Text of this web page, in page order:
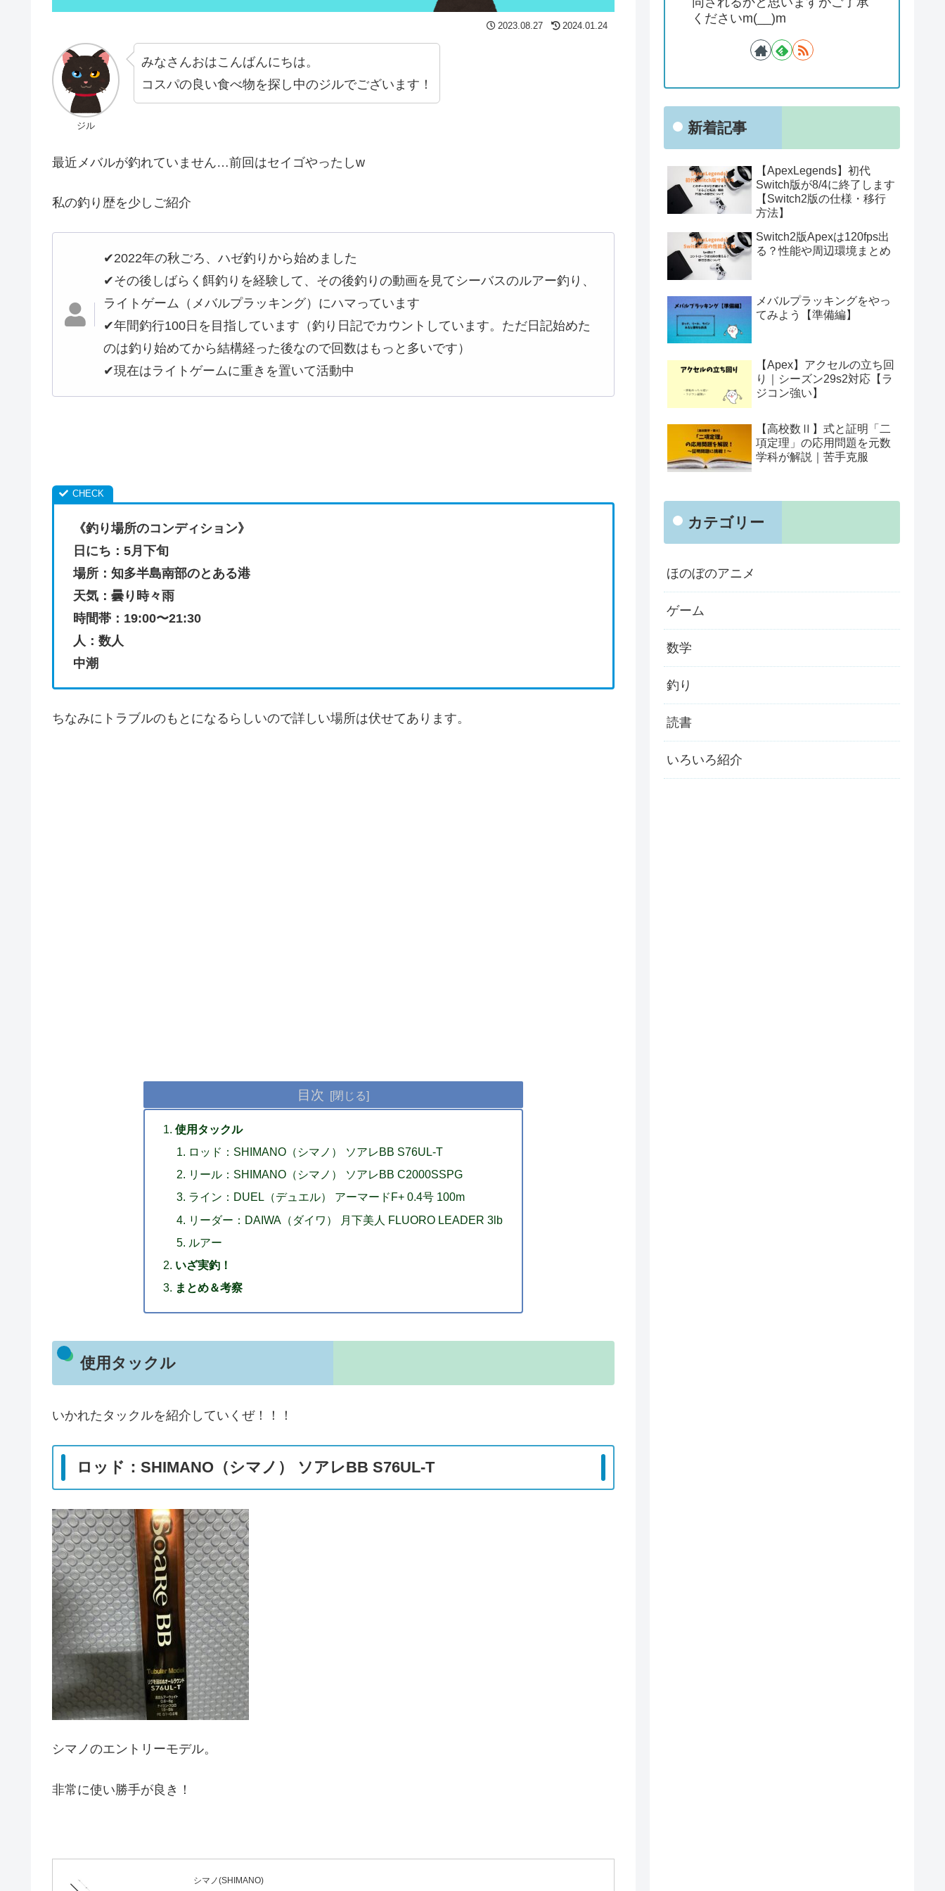
2023.08.27 2024.01.24
ジル
みなさんおはこんばんにちは。
コスパの良い食べ物を探し中のジルでございます！
最近メバルが釣れていません…前回はセイゴやったしw
私の釣り歴を少しご紹介
✔︎2022年の秋ごろ、ハゼ釣りから始めました
✔︎その後しばらく餌釣りを経験して、その後釣りの動画を見てシーバスのルアー釣り、
ライトゲーム（メバルプラッキング）にハマっています
✔︎年間釣行100日を目指しています（釣り日記でカウントしています。ただ日記始めた
のは釣り始めてから結構経った後なので回数はもっと多いです）
✔︎現在はライトゲームに重きを置いて活動中
《釣り場所のコンディション》
日にち：5月下旬
場所：知多半島南部のとある港
天気：曇り時々雨
時間帯：19:00〜21:30
人：数人
中潮
ちなみにトラブルのもとになるらしいので詳しい場所は伏せてあります。
目次
使用タックル
ロッド：SHIMANO（シマノ） ソアレBB S76UL-T
リール：SHIMANO（シマノ） ソアレBB C2000SSPG
ライン：DUEL（デュエル） アーマードF+ 0.4号 100m
リーダー：DAIWA（ダイワ） 月下美人 FLUORO LEADER 3lb
ルアー
いざ実釣！
まとめ＆考察
使用タックル
いかれたタックルを紹介していくぜ！！！
ロッド：SHIMANO（シマノ） ソアレBB S76UL-T
シマノのエントリーモデル。
非常に使い勝手が良き！
シマノ(SHIMANO)
くださいm(__)m
新着記事
【ApexLegends】初代
Switch版が8/4に終了します
【Switch2版の仕様・移行
方法】
Switch2版Apexは120fps出
る？性能や周辺環境まとめ
メバルプラッキングをやっ
てみよう【準備編】
【Apex】アクセルの立ち回
り｜シーズン29s2対応【ラ
ジコン強い】
【高校数Ⅱ】式と証明「二
項定理」の応用問題を元数
学科が解説｜苦手克服
カテゴリー
ほのぼのアニメ
ゲーム
数学
釣り
読書
いろいろ紹介